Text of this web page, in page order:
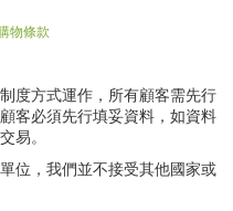
物條款
度方式運作，所有顧客需先行
客必須先行填妥資料，如資料
易。
位，我們並不接受其他國家或